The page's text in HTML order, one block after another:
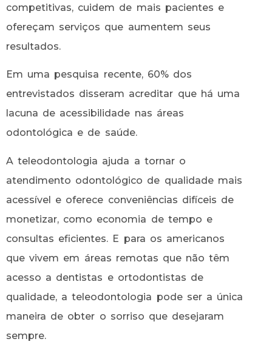
competitivas, cuidem de mais pacientes e
ofereçam serviços que aumentem seus
resultados.
Em uma pesquisa recente, 60% dos
entrevistados disseram acreditar que há uma
lacuna de acessibilidade nas áreas
odontológica e de saúde.
A teleodontologia ajuda a tornar o
atendimento odontológico de qualidade mais
acessível e oferece conveniências difíceis de
monetizar, como economia de tempo e
consultas eficientes. E para os americanos
que vivem em áreas remotas que não têm
acesso a dentistas e ortodontistas de
qualidade, a teleodontologia pode ser a única
maneira de obter o sorriso que desejaram
sempre.